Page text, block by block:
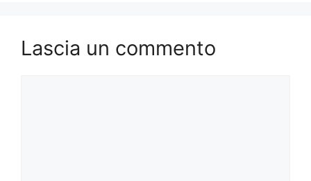
Lascia un commento